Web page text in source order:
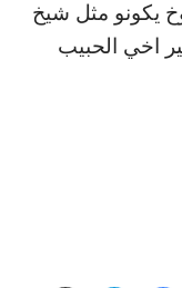
يكونو مثل شيخ
اخي الحبيب